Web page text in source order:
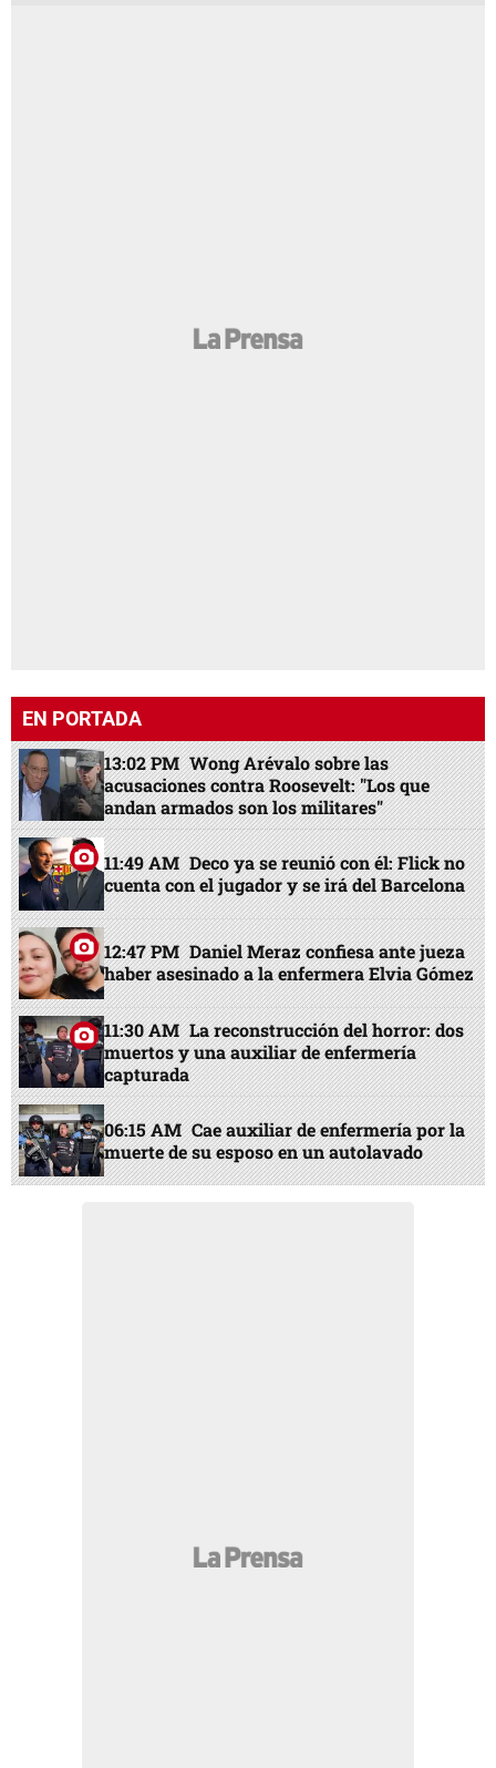
EN PORTADA
13:02 PM Wong Arévalo sobre las
acusaciones contra Roosevelt: "Los que
andan armados son los militares"
11:49 AM Deco ya se reunió con él: Flick no
cuenta con el jugador y se irá del Barcelona
12:47 PM Daniel Meraz confiesa ante jueza
haber asesinado a la enfermera Elvia Gómez
11:30 AM La reconstrucción del horror: dos
muertos y una auxiliar de enfermería
capturada
06:15 AM Cae auxiliar de enfermería por la
muerte de su esposo en un autolavado